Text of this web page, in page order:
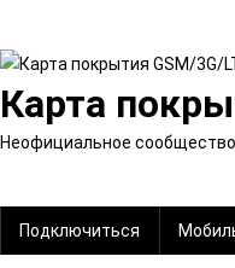
содержимому
Карта
Неофициальное
Подключиться